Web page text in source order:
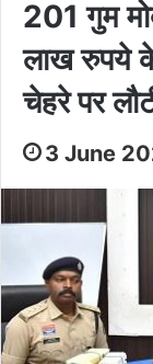
201 गुम
लाख रुपये
चेहरे पर
3 June